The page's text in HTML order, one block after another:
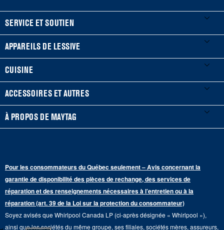
FOOTER
SERVICE ET SOUTIEN
Mes électroménagers
Guides et documentation
Planifier une installation
Programmes de service prolongé
Pièces de rechange
Aide sur les produits
Suivre ma commande
APPAREILS DE LESSIVE
Laveuses et sécheuses
Laveuses à chargement vertical
Sécheuses au gaz
Piédestaux de lessive
Qualité Commerciale
Duos de Lessive
CUISINE
Réfrigérateurs
Portes françaises
Cuisinières
Fours muraux
ACCESSOIRES ET AUTRES
Accessoires
À PROPOS DE MAYTAG
Communiquez avec nous
Monsieur Maytag
Pour les consommateurs du Québec seulement – Avis concernant la
garantie de disponibilité des pièces de rechange, des services de
réparation et des renseignements nécessaires à l’entretien ou à la
réparation (art. 39 de la Loi sur la protection du consommateur)
Soyez avisés que Whirlpool Canada LP (ci-après désignée « Whirlpool »),
ainsi que les sociétés du même groupe, ses filiales, sociétés mères, assureurs,